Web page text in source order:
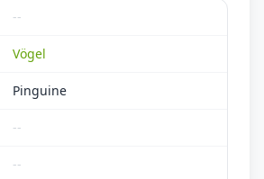
--
Vögel
Pinguine
--
--